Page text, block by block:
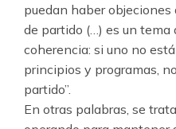
puedan haber
de partido (…) es un tema
coherencia: si uno no
principios y programas,
partido”.
En otras palabras, se